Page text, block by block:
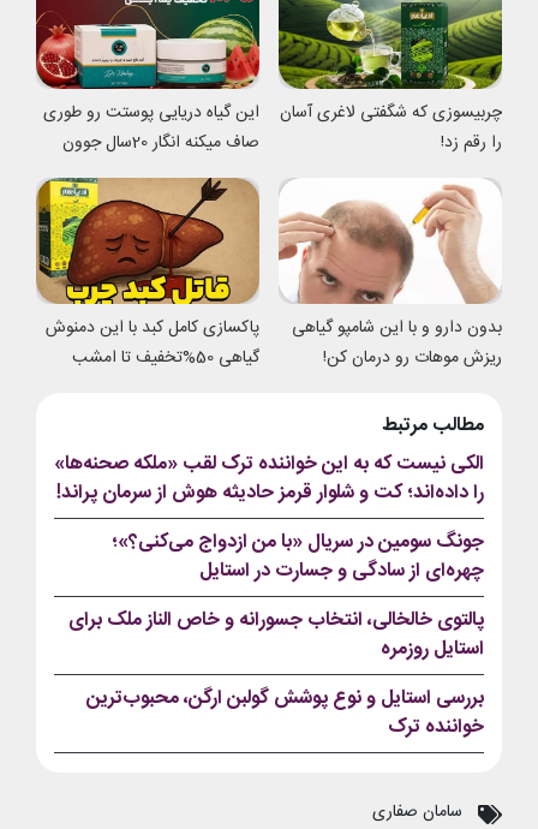
چربیسوزی که شگفتی لاغری آسان
را رقم زد!
این گیاه دریایی پوستت رو طوری
صاف میکنه انگار 20سال جوون
شدی
بدون دارو و با این شامپو گیاهی
ریزش موهات رو درمان کن!
پاکسازی کامل کبد با این دمنوش
گیاهی 50%تخفیف تا امشب
مطالب مرتبط
الکی نیست که به این خواننده ترک لقب «ملکه صحنه‌ها»
را داده‌اند؛ کت و شلوار قرمز حادیثه هوش از سرمان پراند!
جونگ سومین در سریال «با من ازدواج می‌کنی؟»؛
چهره‌ای از سادگی و جسارت در استایل
پالتوی خالخالی، انتخاب جسورانه و خاص الناز ملک برای
استایل روزمره
بررسی استایل و نوع پوشش گولبن ارگن، محبوب‌ترین
خواننده ترک
سامان صفاری